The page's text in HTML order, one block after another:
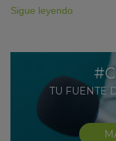
Sigue leyendo
TU FUENTE